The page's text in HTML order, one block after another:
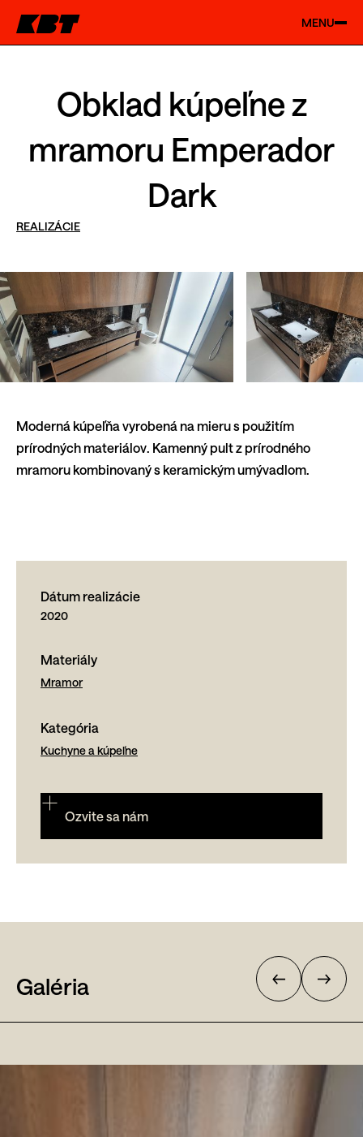
MENU
Obklad kúpeľne z
mramoru Emperador
Dark
REALIZÁCIE
Moderná kúpeľňa vyrobená na mieru s použitím
prírodných materiálov. Kamenný pult z prírodného
mramoru kombinovaný s keramickým umývadlom.
Dátum realizácie
2020
Materiály
Mramor
Kategória
Kuchyne a kúpeľne
Ozvite sa nám
Galéria